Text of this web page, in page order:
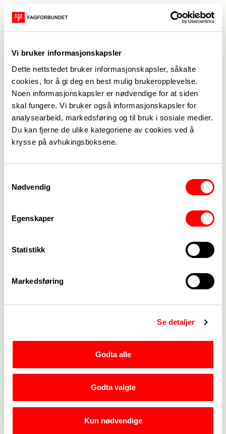
Vi bruker informasjonskapsler
Dette nettstedet bruker informasjonskapsler, såkalte
cookies, for å gi deg en best mulig brukeropplevelse.
Noen informasjonskapsler er nødvendige for at siden
skal fungere. Vi bruker også informasjonskapsler for
analysearbeid, markedsføring og til bruk i sosiale medier.
Du kan fjerne de ulike kategoriene av cookies ved å
krysse på avhukingsboksene.
Nødvendig
Egenskaper
Statistikk
Markedsføring
Se detaljer
Godta alle
Godta valgte
Kun nødvendige
Rabatt Folketshus Bodø
Hvem er årets
arbeidsgiver i
sykehus?
13. september 2023
Utdeling av
jubileumssekker
førpremiere av
Sommerfestival
16.-18.juni 2023 på
For tillitsvalgte ->